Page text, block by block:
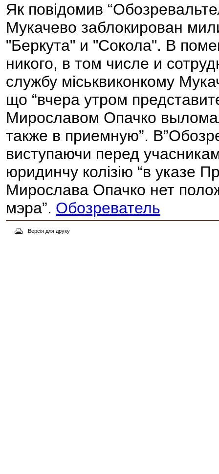
Як повідомив
Мукачево заблокирован
"Беркута" и "Сокола". В
никого, в том числе и
службу міськвиконкому
що “вчера утром
Мирославом Опачко
также в приемную”.
виступаючи перед
юридинчу колізію “в указе
Мирослава Опачко нет
мэра”. Обозреватель
Версія для друку